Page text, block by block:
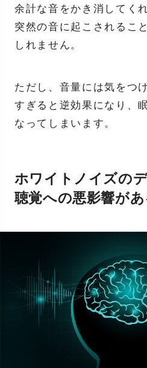
余計な音をかき消してく
突然の音に起こされるこ
しれません。
ただし、音量には気をつ
すぎると逆効果になり、
なってしまいます。
ホワイトノイズの
聴覚への悪影響が